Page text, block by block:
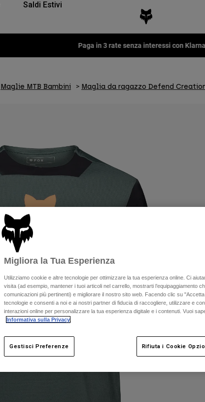
Saldi Estivi
Fox LAB Capsule Collection -Scopri
Maglie MTB Bambini Maglia da ragazzo Defend
Migliora la Tua Esperienza
Utilizziamo cookie e altre tecnologie per ottimizzare la tua esperienza online. Ci
visita (ad esempio, mantener i tuoi articoli nel carrello, mostrarti l’equipaggiamento
comunicazioni più pertinenti) e migliorare il nostro sito web. Facendo clic su
tecnologie e consenti a noi e ai nostri partner di fiducia di raccogliere, utilizzare e
interazioni online per personalizzare la tua esperienza digitale e i contenuti. Vuoi
Informativa sulla Privacy
Gestisci Preferenze Rifiuta i Cookie